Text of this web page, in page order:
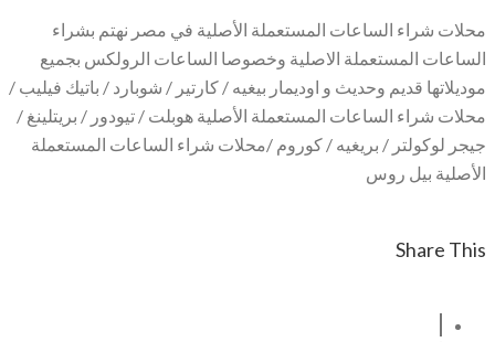
محلات شراء الساعات المستعملة الأصلية في مصر نهتم بشراء
الساعات المستعملة الاصلية وخصوصا الساعات الرولكس بجميع
موديلاتها قديم وحديث و اوديمار بيغيه / كارتير / شوبارد / باتيك فيليب /
محلات شراء الساعات المستعملة الأصلية هوبلت / تيودور / بريتلينغ /
جيجر لوكولتر / بريغيه / كوروم /محلات شراء الساعات المستعملة
الأصلية بيل روس
Share This